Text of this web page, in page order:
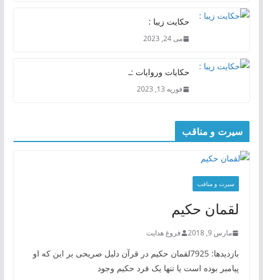
حکایت زیبا :
می 24, 2023
حکایات وروایات :ـ
فوریه 13, 2023
سیرت و مناقب
سیرت و منافب
لقمان حکیم
مارس 9, 2018 فروغ هدایت
بازدیدها: 7925لقمان حکیم در قرآن دلیل صریحی بر این که او
پیامبر بوده است یا تنها یک فرد حکیم وجود